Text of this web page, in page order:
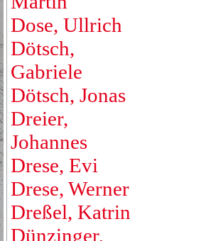
Dose, Ullrich
Dötsch,
Gabriele
Dötsch, Jonas
Dreier,
Johannes
Drese, Evi
Drese, Werner
Dreßel, Katrin
Dünzinger,